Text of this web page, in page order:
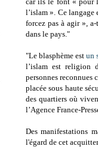
l’islam ». Ce langage
forcez pas à agir »,
dans le pays."
"Le blasphème est un
l’islam est religion
personnes reconnues
placée sous haute
des quartiers où
l’Agence France-
Des manifestations
l'égard de cet